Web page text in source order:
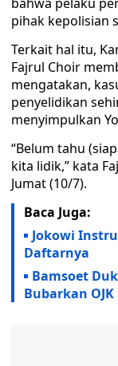
pihak kepolisian
Terkait hal itu,
Fajrul Choir
mengatakan,
penyelidikan
menyimpulkan
“Belum tahu
kita lidik,” kata
Jumat (10/7).
Baca Juga:
Jokowi
Daftarnya
Bamsoet
Bubarkan OJK